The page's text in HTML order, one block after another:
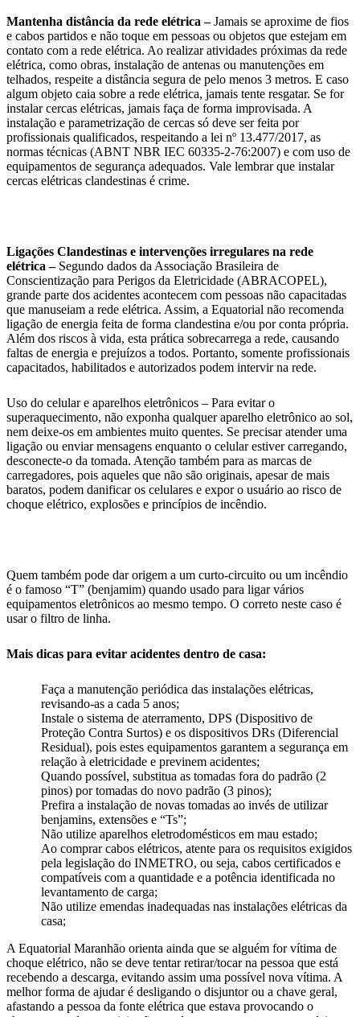
Mantenha distância da rede elétrica –Jamais se aproxime de fios
e cabos partidos e não toque em pessoas ou objetos que estejam em
contato com a rede elétrica. Ao realizar atividades próximas da rede
elétrica, como obras, instalação de antenas ou manutenções em
telhados, respeite a distância segura de pelo menos 3 metros. E caso
algum objeto caia sobre a rede elétrica, jamais tente resgatar. Se for
instalar cercas elétricas, jamais faça de forma improvisada. A
instalação e parametrização de cercas só deve ser feita por
profissionais qualificados, respeitando a lei nº 13.477/2017, as
normas técnicas (ABNT NBR IEC 60335-2-76:2007) e com uso de
equipamentos de segurança adequados. Vale lembrar que instalar
cercas elétricas clandestinas é crime.
Ligações Clandestinas e intervenções irregulares na rede
elétrica –Segundo dados da Associação Brasileira de
Conscientização para Perigos da Eletricidade (ABRACOPEL),
grande parte dos acidentes acontecem com pessoas não capacitadas
que manuseiam a rede elétrica. Assim, a Equatorial não recomenda
ligação de energia feita de forma clandestina e/ou por conta própria.
Além dos riscos à vida, esta prática sobrecarrega a rede, causando
faltas de energia e prejuízos a todos. Portanto, somente profissionais
capacitados, habilitados e autorizados podem intervir na rede.
Uso do celular e aparelhos eletrônicos – Para evitar o
superaquecimento, não exponha qualquer aparelho eletrônico ao sol,
nem deixe-os em ambientes muito quentes. Se precisar atender uma
ligação ou enviar mensagens enquanto o celular estiver carregando,
desconecte-o da tomada. Atenção também para as marcas de
carregadores, pois aqueles que não são originais, apesar de mais
baratos, podem danificar os celulares e expor o usuário ao risco de
choque elétrico, explosões e princípios de incêndio.
Quem também pode dar origem a um curto-circuito ou um incêndio
é o famoso “T” (benjamim) quando usado para ligar vários
equipamentos eletrônicos ao mesmo tempo. O correto neste caso é
usar o filtro de linha.
Mais dicas para evitar acidentes dentro de casa:
Faça a manutenção periódica das instalações elétricas,
revisando-as a cada 5 anos;
Instale o sistema de aterramento, DPS (Dispositivo de
Proteção Contra Surtos) e os dispositivos DRs (Diferencial
Residual), pois estes equipamentos garantem a segurança em
relação à eletricidade e previnem acidentes;
Quando possível, substitua as tomadas fora do padrão (2
pinos) por tomadas do novo padrão (3 pinos);
Prefira a instalação de novas tomadas ao invés de utilizar
benjamins, extensões e “Ts”;
Não utilize aparelhos eletrodomésticos em mau estado;
Ao comprar cabos elétricos, atente para os requisitos exigidos
pela legislação do INMETRO, ou seja, cabos certificados e
compatíveis com a quantidade e a potência identificada no
levantamento de carga;
Não utilize emendas inadequadas nas instalações elétricas da
casa;
A Equatorial Maranhão orienta ainda que se alguém for vítima de
choque elétrico, não se deve tentar retirar/tocar na pessoa que está
recebendo a descarga, evitando assim uma possível nova vítima. A
melhor forma de ajudar é desligando o disjuntor ou a chave geral,
afastando a pessoa da fonte elétrica que estava provocando o